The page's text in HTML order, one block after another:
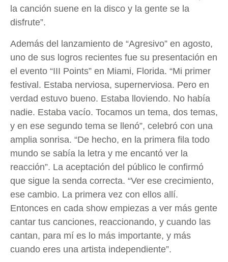
la canción suene en la disco y la gente se la
disfrute”.
Además del lanzamiento de “Agresivo” en agosto,
uno de sus logros recientes fue su presentación en
el evento “III Points” en Miami, Florida. “Mi primer
festival. Estaba nerviosa, supernerviosa. Pero en
verdad estuvo bueno. Estaba lloviendo. No había
nadie. Estaba vacío. Tocamos un tema, dos temas,
y en ese segundo tema se llenó”, celebró con una
amplia sonrisa. “De hecho, en la primera fila todo
mundo se sabía la letra y me encantó ver la
reacción”. La aceptación del público le confirmó
que sigue la senda correcta. “Ver ese crecimiento,
ese cambio. La primera vez con ellos allí.
Entonces en cada show empiezas a ver más gente
cantar tus canciones, reaccionando, y cuando las
cantan, para mí es lo más importante, y más
cuando eres una artista independiente”.